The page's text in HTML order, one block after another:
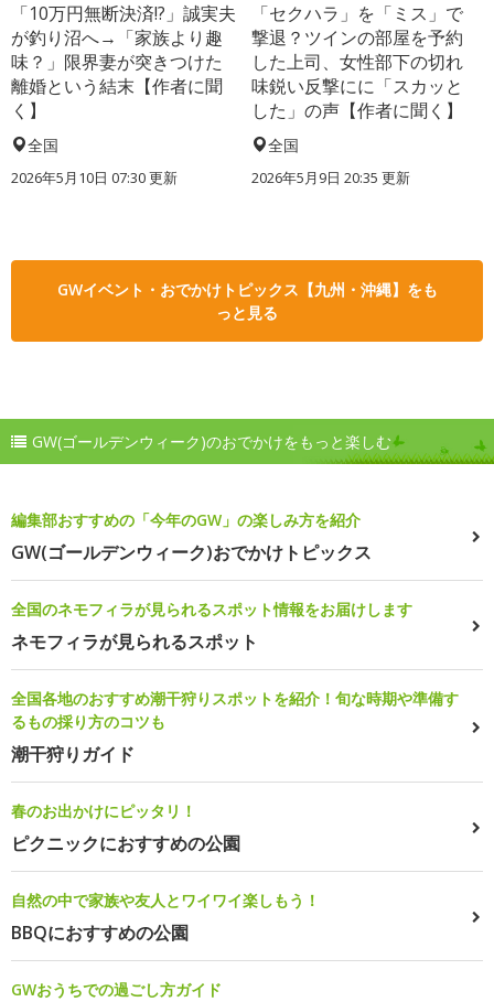
「10万円無断決済!?」誠実夫
が釣り沼へ→「家族より趣
味？」限界妻が突きつけた
離婚という結末【作者に聞
く】
全国
2026年5月10日 07:30 更新
「セクハラ」を「ミス」で
撃退？ツインの部屋を予約
した上司、女性部下の切れ
味鋭い反撃にに「スカッと
した」の声【作者に聞く】
全国
2026年5月9日 20:35 更新
GWイベント・おでかけトピックス【九州・沖縄】をも
っと見る
GW(ゴールデンウィーク)のおでかけをもっと楽しむ
編集部おすすめの「今年のGW」の楽しみ方を紹介
GW(ゴールデンウィーク)おでかけトピックス
全国のネモフィラが見られるスポット情報をお届けします
ネモフィラが見られるスポット
全国各地のおすすめ潮干狩りスポットを紹介！旬な時期や準備す
るもの採り方のコツも
潮干狩りガイド
春のお出かけにピッタリ！
ピクニックにおすすめの公園
自然の中で家族や友人とワイワイ楽しもう！
BBQにおすすめの公園
GWおうちでの過ごし方ガイド